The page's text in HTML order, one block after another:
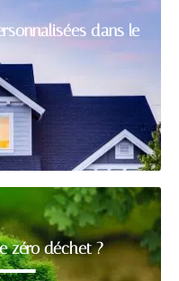
dans le
zéro déchet ?